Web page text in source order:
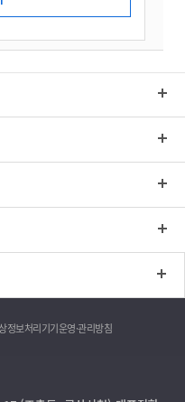
정보처리기기운영·관리방침